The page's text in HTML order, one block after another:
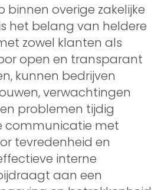
binnen overige zakelijke
het belang van heldere
zowel klanten als
open en transparant
kunnen bedrijven
verwachtingen
problemen tijdig
communicatie met
tevredenheid en
interne
aan een